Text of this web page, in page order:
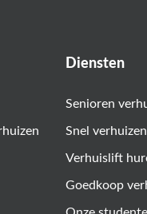
Diensten
Senioren
Snel verhuizen
Verhuislift
Goedkoop